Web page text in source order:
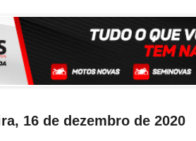
16 de dezembro de 2020